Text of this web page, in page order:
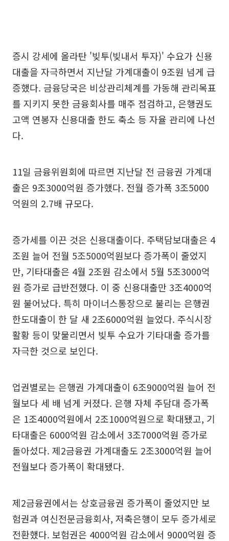
증시 강세에 올라탄 '빚투(빚내서 투자)' 수요가 신용
대출을 자극하면서 지난달 가계대출이 9조원 넘게 급
증했다. 금융당국은 비상관리체계를 가동해 관리목표
를 지키지 못한 금융회사를 매주 점검하고, 은행권도
고액 연봉자 신용대출 한도 축소 등 자율 관리에 나선
다.
11일 금융위원회에 따르면 지난달 전 금융권 가계대
출은 9조3000억원 증가했다. 전월 증가폭 3조5000
억원의 2.7배 규모다.
증가세를 이끈 것은 신용대출이다. 주택담보대출은 4
조원 늘어 전월 5조5000억원보다 증가폭이 줄었지
만, 기타대출은 4월 2조원 감소에서 5월 5조3000억
원 증가로 급반전했다. 이 중 신용대출만 3조4000억
원 불어났다. 특히 마이너스통장으로 불리는 은행권
한도대출이 한 달 새 2조6000억원 늘었다. 주식시장
활황 등이 맞물리면서 빚투 수요가 기타대출 증가를
자극한 것으로 보인다.
업권별로는 은행권 가계대출이 6조9000억원 늘어 전
월보다 세 배 넘게 커졌다. 은행 자체 주담대 증가폭
은 1조4000억원에서 2조1000억원으로 확대됐고, 기
타대출은 6000억원 감소에서 3조7000억원 증가로
돌아섰다. 제2금융권 가계대출도 2조3000억원 늘어
전월보다 증가폭이 확대됐다.
제2금융권에서는 상호금융권 증가폭이 줄었지만 보
험권과 여신전문금융회사, 저축은행이 모두 증가세로
전환했다. 보험권은 4000억원 감소에서 9000억원 증